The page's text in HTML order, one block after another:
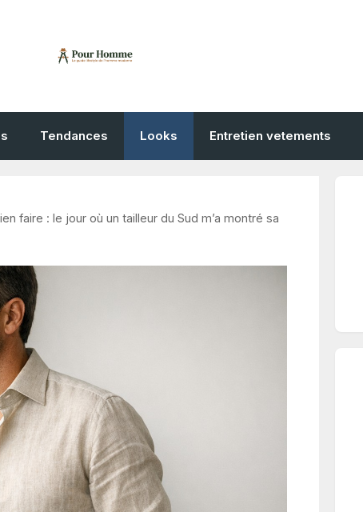
Tendances Looks Entretien vetements
faire : le jour où un tailleur du Sud m’a montré sa